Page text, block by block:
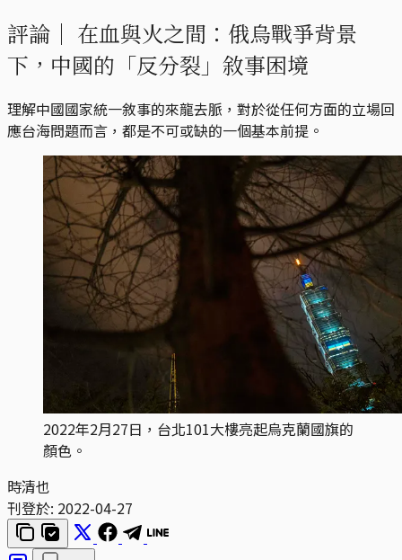
評論｜ 在血與火之間：俄烏戰爭背景
下，中國的「反分裂」敘事困境
理解中國國家統一敘事的來龍去脈，對於從任何方面的立場回
應台海問題而言，都是不可或缺的一個基本前提。
2022年2月27日，台北101大樓亮起烏克蘭國旗的
顏色。
時清也
刊登於: 2022-04-27